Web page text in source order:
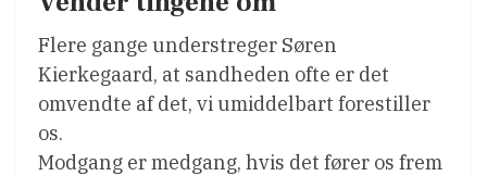
Flere gange understreger Søren
Kierkegaard, at sandheden ofte er det
omvendte af det, vi umiddelbart forestiller
os.
Modgang er medgang, hvis det fører os frem